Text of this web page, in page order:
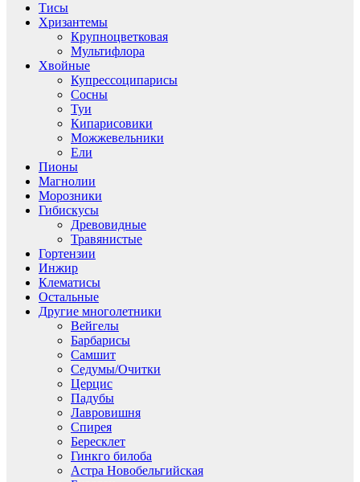
Тисы
Хризантемы
Крупноцветковая
Мультифлора
Хвойные
Купрессоципарисы
Сосны
Туи
Кипарисовики
Можжевельники
Ели
Пионы
Магнолии
Морозники
Гибискусы
Древовидные
Травянистые
Гортензии
Инжир
Клематисы
Остальные
Другие многолетники
Вейгелы
Барбарисы
Самшит
Седумы/Очитки
Церцис
Падубы
Лавровишня
Спирея
Бересклет
Гинкго билоба
Астра Новобельгийская